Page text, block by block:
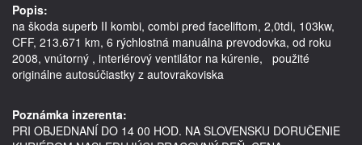
Popis:
na škoda superb II kombi, combi pred faceliftom, 2,0tdi, 103kw,
CFF, 213.671 km, 6 rýchlostná manuálna prevodovka, od roku
2008, vnútorný , interiérový ventilátor na kúrenie,   použité
originálne autosúčiastky z autovrakoviska
Poznámka inzerenta:
PRI OBJEDNANÍ DO 14 00 HOD. NA SLOVENSKU DORUČENIE